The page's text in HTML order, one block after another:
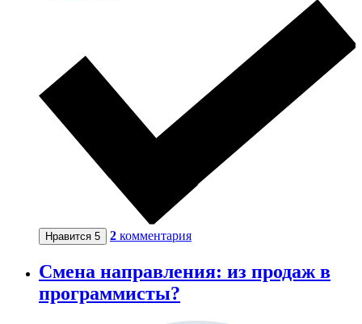
Нравится 5 2 комментария
Смена направления: из продаж в
программисты?